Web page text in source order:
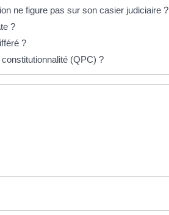
ne figure pas sur son casier judiciaire ?
?
?
(QPC) ?